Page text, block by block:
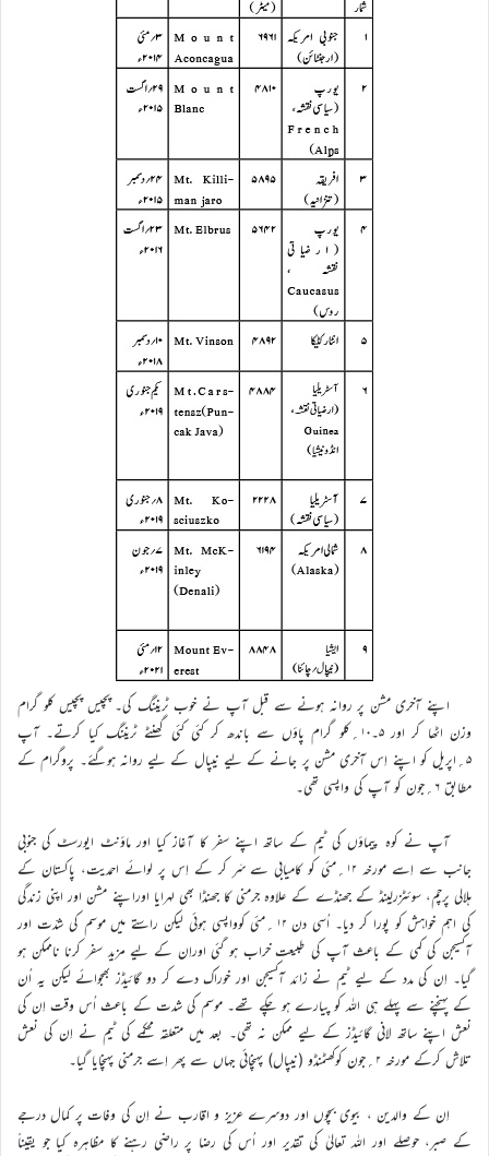
اپنے آخری مشن پر روانہ ہونے سے قبل آپ نے خوب ٹریننگ کی۔ پچیس پچیس کلو گرام
وزن اٹھا کر اور ۵۔۱۰؍کلو گرام پاؤں سے باندھ کر کئی کئی گھنٹے ٹریننگ کیا کرتے۔ آپ
۵؍اپریل کو اپنے اِس آخری مشن پر جانے کے لیے نیپال کے لیے روانہ ہوگئے۔ پروگرام کے
مطابق ۶؍جون کو آپ کی واپسی تھی۔
آپ نے کوہ پیماؤں کی ٹیم کے ساتھ اپنے سفر کا آغاز کیا اور ماؤنٹ ایورسٹ کی جنوبی
جانب سے اِسے مورخہ ۱۲؍مئی کو کامیابی سے سَر کر کے اِس پر لوائے احمدیت، پاکستان کے
ہلالی پرچم، سوئٹزرلینڈ کے جھنڈے کے علاوہ جرمنی کا جھنڈا بھی لہرایا اوراپنے مشن اور اپنی زندگی
کی اہم خواہش کو پورا کر دیا۔ اُسی دن ۱۲؍مئی کوواپسی ہوئی لیکن راستے میں موسم کی شدّت اور
آکسیجن کی کمی کے باعث آپ کی طبیعت خراب ہو گئی اوراِن کے لیے مزید سفر کرنا ناممکن ہو
گیا۔ اِن کی مدد کے لیے ٹیم نے زائد آکسیجن اور خوراک دے کر دو گائیڈز بھجوائے لیکن یہ اُن
کے پہنچنے سے پہلے ہی اللہ کو پیارے ہو چکے تھے۔ موسم کی شدت کے باعث اُس وقت اِن کی
نعش اپنے ساتھ لانی گائیڈز کے لیے ممکن نہ تھی۔ بعد میں متعلقہ محکمے کی ٹیم نے اِن کی نعش
تلاش کرکے مورخہ ۲؍جون کوکھٹمنڈو (نیپال) پہنچائی جہاں سے پھر اِسے جرمنی پہنچایا گیا۔
اِن کے والدین ، بیوی بچوں اور دوسرے عزیز و اقارب نے اِن کی وفات پر کمال درجے
کے صبر، حوصلے اور اللہ تعالیٰ کی تقدیر اور اُس کی رضا پر راضی رہنے کا مظاہرہ کیا جو یقیناً